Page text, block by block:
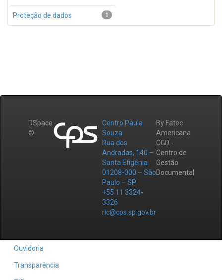
1
Proteção de dados
DSpace
©
Centro Paula
Souza
Rua dos
Andradas, 140 –
Santa Efigênia
01208-000 – São
Paulo – SP
+55 11 3324-
3326
ric@cps.sp.gov.br
By Fatec
Americana
CGD -
Centro de
Gestão
Documental
Ouvidoria
Transparência